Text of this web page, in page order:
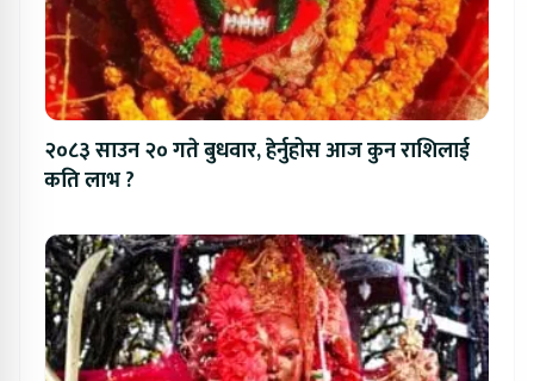
२०८३ साउन २० गते बुधवार, हेर्नुहोस आज कुन राशिलाई
कति लाभ ?